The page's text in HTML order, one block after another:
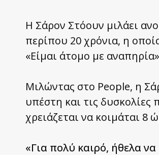
Η Σάρον Στόουν μιλάει
περίπου 20 χρόνια, η
«Είμαι άτομο με
Μιλώντας στο People, η
υπέστη και τις
χρειάζεται να κοιμάται 8
«Για πολύ καιρό, ήθελα